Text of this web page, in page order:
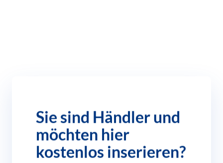
Sie sind Händler und
möchten hier
kostenlos inserieren?